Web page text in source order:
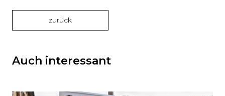
zurück
Auch interessant